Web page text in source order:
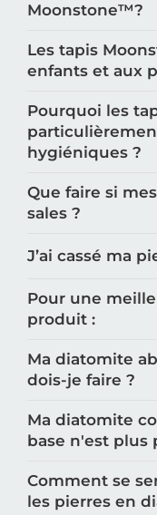
Moonstone™️?
Les tapis
enfants et aux
Pourquoi les
hygiéniques ?
Que faire si
sales ?
J’ai cassé ma
Pour une
produit :
Ma diatomite
dois-je faire ?
Ma diatomite
base n'est plus
Comment se
les pierres en